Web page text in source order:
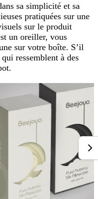
sa simplicité et sa
pratiquées sur une
sur le produit
un oreiller, vous
sur votre boîte. S’il
ressemblent à des